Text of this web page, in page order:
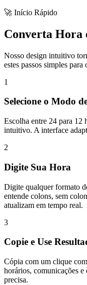
🚀 Início Rápido
Converta Hora
Nosso design intuitivo
estes passos simples
1
Selecione o Modo
Escolha entre 24 para 12
intuitivo. A interface
2
Digite Sua Hora
Digite qualquer formato
entende colons, sem
atualizam em tempo real.
3
Copie e Use
Cópia com um clique
horários, comunicações
precisa.